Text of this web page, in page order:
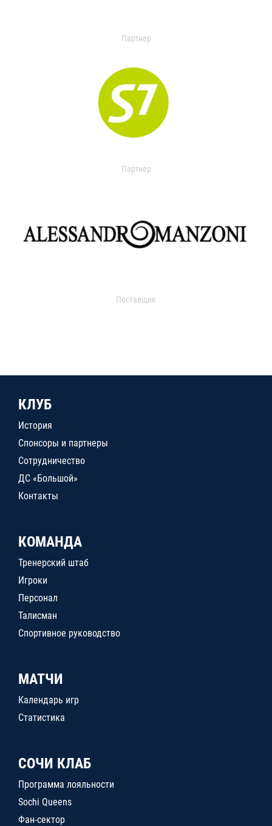
Партнер
Партнер
Поставщик
КЛУБ
История
Спонсоры и партнеры
Сотрудничество
ДС «Большой»
Контакты
КОМАНДА
Тренерский штаб
Игроки
Персонал
Талисман
Спортивное руководство
МАТЧИ
Календарь игр
Статистика
СОЧИ КЛАБ
Программа лояльности
Sochi Queens
Фан-сектор